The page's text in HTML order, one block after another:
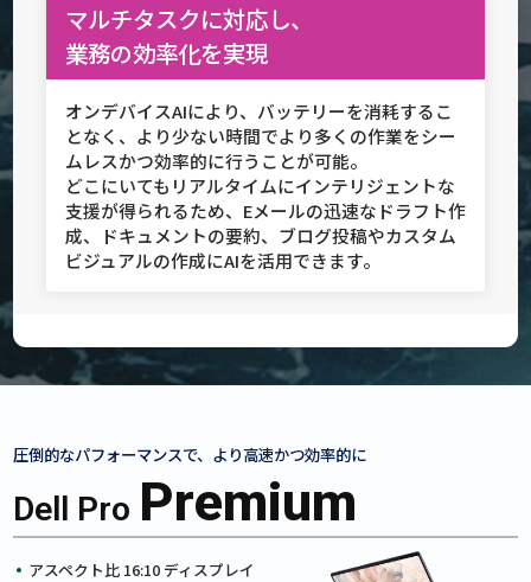
マルチタスクに対応し、
業務の効率化を実現
オンデバイスAIにより、バッテリーを消耗するこ
となく、より少ない時間でより多くの作業をシー
ムレスかつ効率的に行うことが可能。
どこにいてもリアルタイムにインテリジェントな
支援が得られるため、Eメールの迅速なドラフト作
成、ドキュメントの要約、ブログ投稿やカスタム
ビジュアルの作成にAIを活用できます。
Dell Pro Premium
圧倒的なパフォーマンスで、 より高速かつ効率的に
アスペクト比 16:10 ディスプレイ